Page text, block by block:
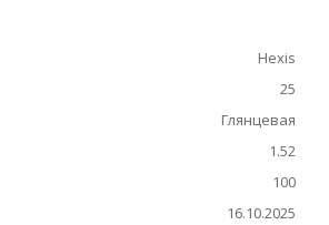
Hexis
25
Глянцевая
1.52
100
16.10.2025